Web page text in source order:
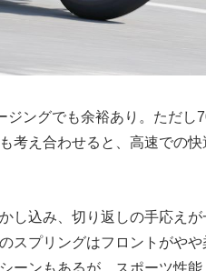
ングでも余裕あり。ただし
考え合わせると、高速での
し込み、切り返しの手応え
スプリングはフロントがや
ーンもあるが、スポーツ性